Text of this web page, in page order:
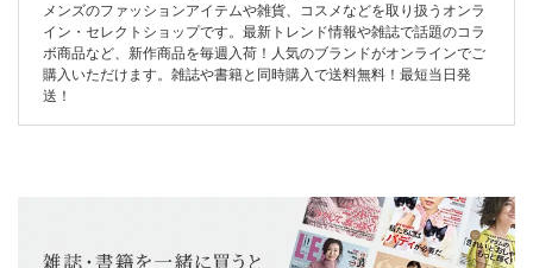
メンズのファッションアイテムや雑貨、コスメなどを取り扱うオンラ
イン・セレクトショップです。最新トレンド情報や雑誌で話題のコラ
ボ商品など、新作商品を毎週入荷！人気のブランドがオンラインでご
購入いただけます。雑誌や書籍と同時購入で送料無料！最短当日発
送！